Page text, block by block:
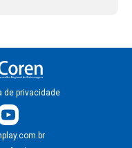
de privacidade